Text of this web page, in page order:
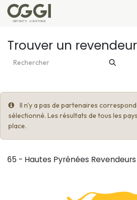
Se rendre au contenu
Trouver un revendeur
Il n'y a pas de partenaires
sélectionné. Les résultats de tous les
place.
65 - Hautes Pyrénées Revendeurs